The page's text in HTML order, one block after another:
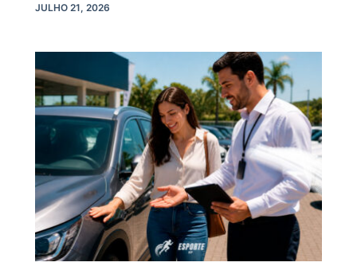
JULHO 21, 2026